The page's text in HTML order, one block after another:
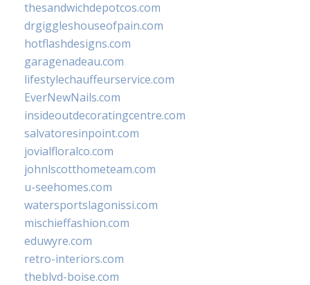
thesandwichdepotcos.com
drgiggleshouseofpain.com
hotflashdesigns.com
garagenadeau.com
lifestylechauffeurservice.com
EverNewNails.com
insideoutdecoratingcentre.com
salvatoresinpoint.com
jovialfloralco.com
johnlscotthometeam.com
u-seehomes.com
watersportslagonissi.com
mischieffashion.com
eduwyre.com
retro-interiors.com
theblvd-boise.com